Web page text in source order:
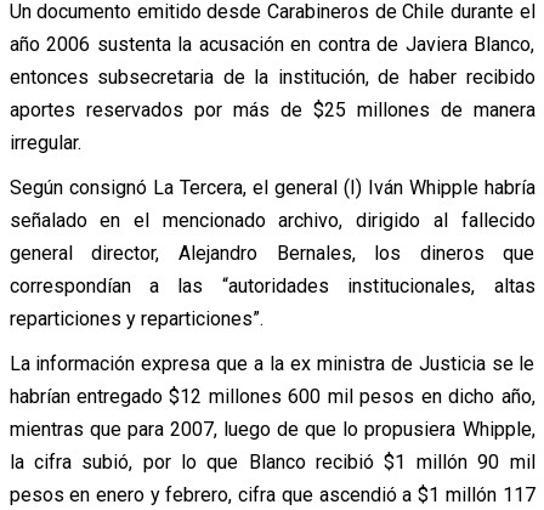
Un documento emitido desde Carabineros de Chile durante el
año 2006 sustenta la acusación en contra de Javiera Blanco,
entonces subsecretaria de la institución, de haber recibido
aportes reservados por más de $25 millones de manera
irregular.
Según consignó La Tercera, el general (I) Iván Whipple habría
señalado en el mencionado archivo, dirigido al fallecido
general director, Alejandro Bernales, los dineros que
correspondían a las “autoridades institucionales, altas
reparticiones y reparticiones”.
La información expresa que a la ex ministra de Justicia se le
habrían entregado $12 millones 600 mil pesos en dicho año,
mientras que para 2007, luego de que lo propusiera Whipple,
la cifra subió, por lo que Blanco recibió $1 millón 90 mil
pesos en enero y febrero, cifra que ascendió a $1 millón 117